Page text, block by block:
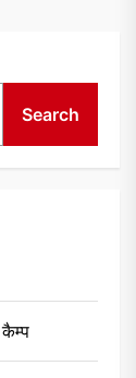
Search